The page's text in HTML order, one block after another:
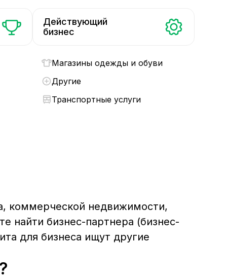
Действующий
бизнес
Магазины одежды и обуви
Другие
Транспортные услуги
коммерческой недвижимости,
найти бизнес-партнера (бизнес-
для бизнеса ищут другие